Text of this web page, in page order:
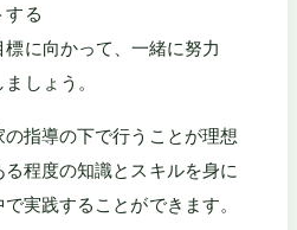
する
に向かって、一緒に努力
しょう。
指導の下で行うことが理想
程度の知識とスキルを身に
実践することができます。